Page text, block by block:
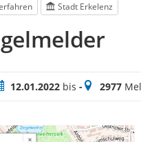
Stadt Erkelenz
12.01.2022bis -Meldungen
2977